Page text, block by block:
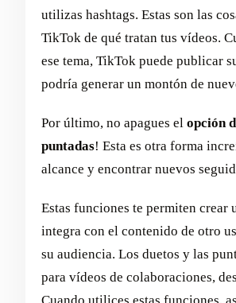
utilizas hashtags. Estas son las
TikTok de qué tratan tus vídeos.
ese tema, TikTok puede publicar
podría generar un montón de
Por último, no apagues el opción
puntadas! Esta es otra forma
alcance y encontrar nuevos
Estas funciones te permiten crear
integra con el contenido de otro
su audiencia. Los duetos y las
para vídeos de colaboraciones,